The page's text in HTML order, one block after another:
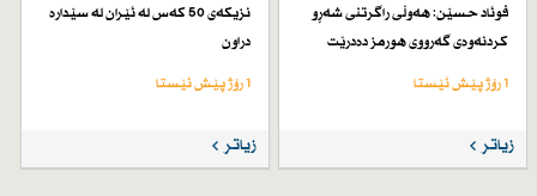
فوئاد حسێن: هەوڵی راگرتنی شەڕو
كردنەوەی گەرووی هورمز دەدرێت
1 رۆژ پێش ئێستا
زیاتر
نزیكەی 50 كەس لە ئێران لە سێدارە
دراون
1 رۆژ پێش ئێستا
زیاتر